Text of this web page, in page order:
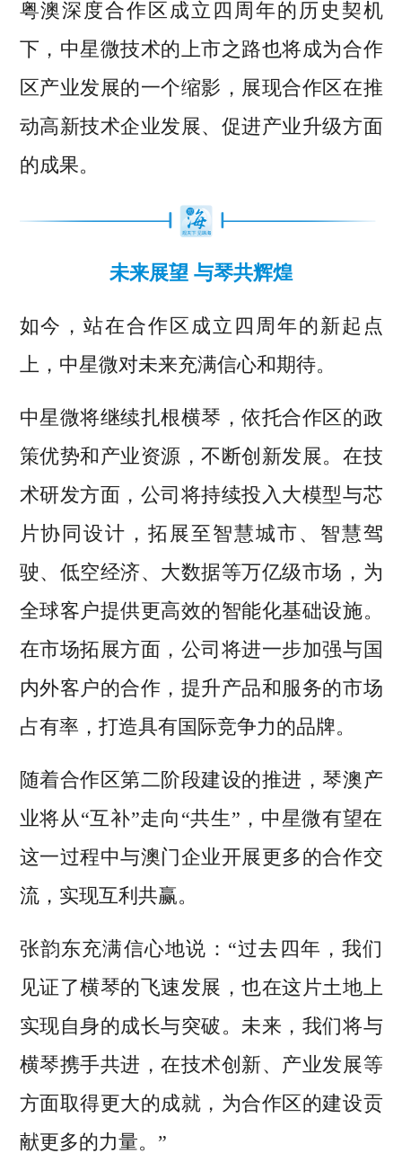
粤澳深度合作区成立四周年的历史契机
下，中星微技术的上市之路也将成为合作
区产业发展的一个缩影，展现合作区在推
动高新技术企业发展、促进产业升级方面
的成果。
未来展望 与琴共辉煌
如今，站在合作区成立四周年的新起点
上，中星微对未来充满信心和期待。
中星微将继续扎根横琴，依托合作区的政
策优势和产业资源，不断创新发展。在技
术研发方面，公司将持续投入大模型与芯
片协同设计，拓展至智慧城市、智慧驾
驶、低空经济、大数据等万亿级市场，为
全球客户提供更高效的智能化基础设施。
在市场拓展方面，公司将进一步加强与国
内外客户的合作，提升产品和服务的市场
占有率，打造具有国际竞争力的品牌。
随着合作区第二阶段建设的推进，琴澳产
业将从“互补”走向“共生”，中星微有望在
这一过程中与澳门企业开展更多的合作交
流，实现互利共赢。
张韵东充满信心地说：“过去四年，我们
见证了横琴的飞速发展，也在这片土地上
实现自身的成长与突破。未来，我们将与
横琴携手共进，在技术创新、产业发展等
方面取得更大的成就，为合作区的建设贡
献更多的力量。”